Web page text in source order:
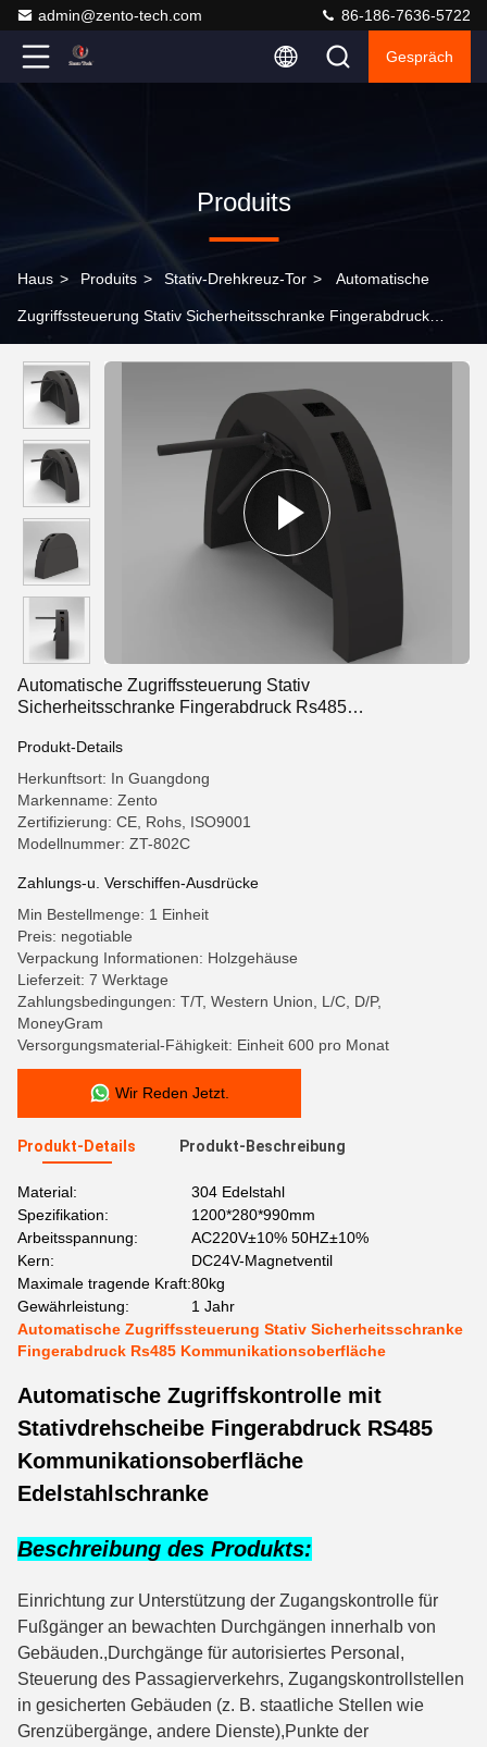
admin@zento-tech.com 86-186-7636-5722
Gespräch
Produits
Haus > Produits > Stativ-Drehkreuz-Tor > Automatische
Zugriffssteuerung Stativ Sicherheitsschranke Fingerabdruck
Automatische Zugriffssteuerung Stativ
Sicherheitsschranke Fingerabdruck Rs485
Produkt-Details
Herkunftsort: In Guangdong
Markenname: Zento
Zertifizierung: CE, Rohs, ISO9001
Modellnummer: ZT-802C
Zahlungs-u. Verschiffen-Ausdrücke
Min Bestellmenge: 1 Einheit
Preis: negotiable
Verpackung Informationen: Holzgehäuse
Lieferzeit: 7 Werktage
Zahlungsbedingungen: T/T, Western Union, L/C, D/P,
MoneyGram
Versorgungsmaterial-Fähigkeit: Einheit 600 pro Monat
Wir Reden Jetzt.
Produkt-Details Produkt-Beschreibung
Material:
304 Edelstahl
Spezifikation:
1200*280*990mm
Arbeitsspannung:
AC220V±10% 50HZ±10%
Kern:
DC24V-Magnetventil
Maximale tragende Kraft:80kg
Gewährleistung:
1 Jahr
Automatische Zugriffssteuerung Stativ Sicherheitsschranke
Fingerabdruck Rs485 Kommunikationsoberfläche
Automatische Zugriffskontrolle mit
Stativdrehscheibe Fingerabdruck RS485
Kommunikationsoberfläche
Edelstahlschranke
Beschreibung des Produkts:
Einrichtung zur Unterstützung der Zugangskontrolle für
Fußgänger an bewachten Durchgängen innerhalb von
Gebäuden.,Durchgänge für autorisiertes Personal,
Steuerung des Passagierverkehrs, Zugangskontrollstellen
in gesicherten Gebäuden (z. B. staatliche Stellen wie
Grenzübergänge, andere Dienste),Punkte der